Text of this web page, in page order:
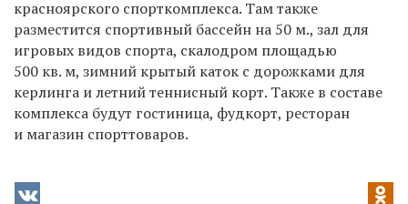
красноярского спорткомплекса. Там также
разместится спортивный бассейн на 50 м., зал для
игровых видов спорта, скалодром площадью
500 кв. м, зимний крытый каток с дорожками для
керлинга и летний теннисный корт. Также в составе
комплекса будут гостиница, фудкорт, ресторан
и магазин спорттоваров.